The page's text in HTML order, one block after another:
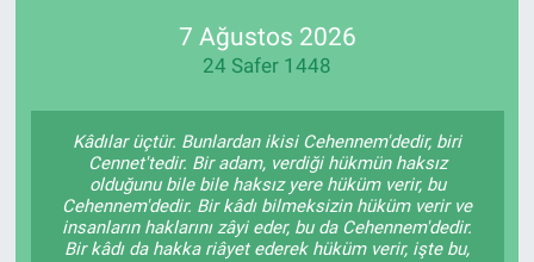
7 Ağustos 2026
24 Safer 1448
Kâdılar üçtür. Bunlardan ikisi Cehennem'dedir, biri
Cennet'tedir. Bir adam, verdiği hükmün haksız
olduğunu bile bile haksız yere hüküm verir, bu
Cehennem'dedir. Bir kâdı bilmeksizin hüküm verir ve
insanların haklarını zâyi eder, bu da Cehennem'dedir.
Bir kâdı da hakka riâyet ederek hüküm verir, işte bu,